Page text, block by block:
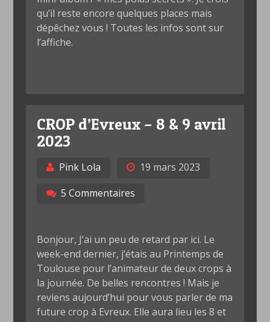
qu’il reste encore quelques places mais
dépêchez vous ! Toutes les infos sont sur
l’affiche.
CROP d’Evreux – 8 & 9 avril
2023
Pink Lola
19 mars 2023
5 Commentaires
Bonjour, J’ai un peu de retard par ici. Le
week-end dernier, j’étais au Printemps de
Toulouse pour l’animateur de deux crops à
la journée. De belles rencontres ! Mais je
reviens aujourd’hui pour vous parler de ma
future crop à Evreux. Elle aura lieu les 8 et